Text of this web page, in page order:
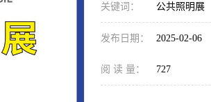
关键词： 公共照明展
发布日期： 2025-02-06
阅 读 量： 727